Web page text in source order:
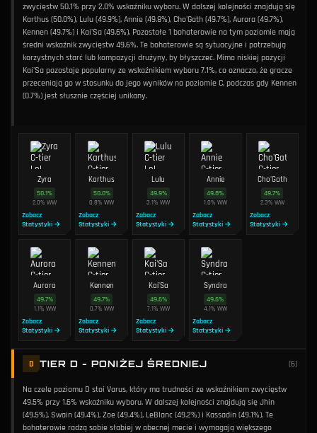
zwycięstw 50.1% przy 2.0% wskaźniku wyboru. W dalszej kolejności znajdują się
Karthus (50.0%), Lulu (49.9%), Annie (49.8%), Cho'Gath (49.7%), Aurora (49.7%),
Kennen (49.7%) i Kai'Sa (49.6%). Pozostałe 1 bohaterowie na tym poziomie mają
średni wskaźnik zwycięstw 49.6%. Te bohaterowie są sytuacyjne i potrzebują
korzystnych starć lub kompozycji drużyny, by błyszczeć. Mimo niskiej pozycji
Kai'Sa pozostaje popularny ze wskaźnikiem wyboru 7.1%, co oznacza, że gracze
przeceniają go w stosunku do jego wyników na poziomie C, podczas gdy Kennen
(0.7%) jest słusznie częściej unikany.
Zyra
50.1%
2.0%WW
Zobacz
Statystyki →
Karthus
50.0%
0.8%WW
Zobacz
Statystyki →
Lulu
49.9%
3.1%WW
Zobacz
Statystyki →
Annie
49.8%
1.0% WW
Zobacz
Statystyki →
Cho'Gath
49.7%
2.3% WW
Zobacz
Statystyki →
Aurora
49.7%
1.1% WW
Zobacz
Statystyki →
Kennen
49.7%
0.7% WW
Zobacz
Statystyki →
Kai'Sa
49.6%
7.1% WW
Zobacz
Statystyki →
Syndra
49.6%
4.1% WW
Zobacz
Statystyki →
D TIER D - PONIŻEJ ŚREDNIEJ (6)
Na czele poziomu D stoi Varus, który ma trudności ze wskaźnikiem zwycięstw
49.5% przy 1.6% wskaźniku wyboru. W dalszej kolejności znajdują się Jhin
(49.5%), Swain (49.4%), Zoe (49.4%), LeBlanc (49.2%) i Kassadin (49.1%). Te
bohaterowie radzą sobie słabiej w obecnej mecie i wymagają większego